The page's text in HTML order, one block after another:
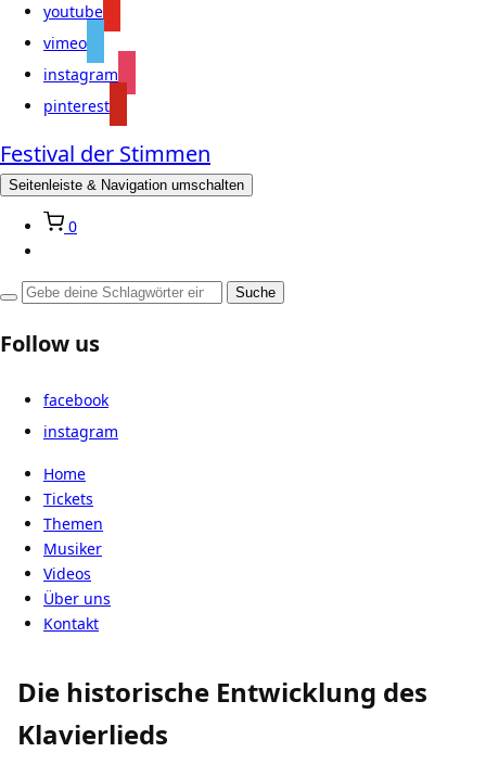
youtube
vimeo
instagram
pinterest
Festival der Stimmen
Seitenleiste & Navigation umschalten
0
Follow us
facebook
instagram
Home
Tickets
Themen
Musiker
Videos
Über uns
Kontakt
Die historische Entwicklung des
Klavierlieds